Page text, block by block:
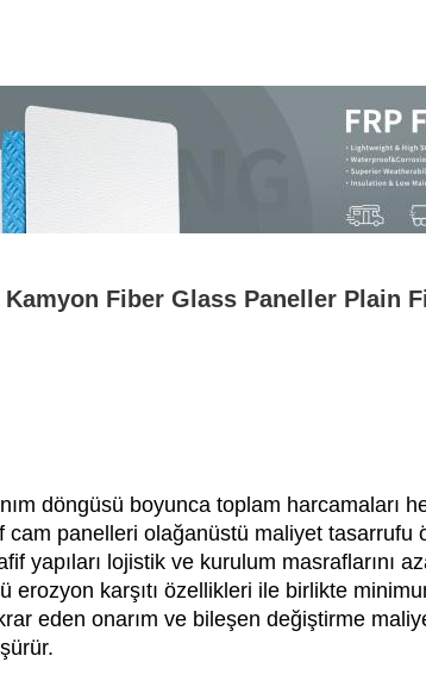
Fiber Glass Paneller Plain
döngüsü boyunca toplam harcamaları
cam panelleri olağanüstü maliyet tasarrufu
yapıları lojistik ve kurulum masraflarını
erozyon karşıtı özellikleri ile birlikte
eden onarım ve bileşen değiştirme